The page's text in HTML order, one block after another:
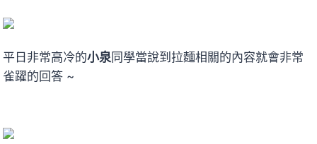
平日非常高冷的小泉同學當說到拉麵相關的內容就會非常
雀躍的回答 ~